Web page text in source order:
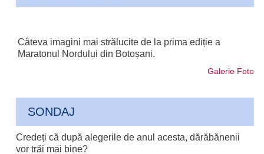
Câteva imagini mai strălucite de la prima ediție a
Maratonul Nordului din Botoșani.
Galerie Foto
SONDAJ
Credeți că după alegerile de anul acesta, dărăbănenii
vor trăi mai bine?